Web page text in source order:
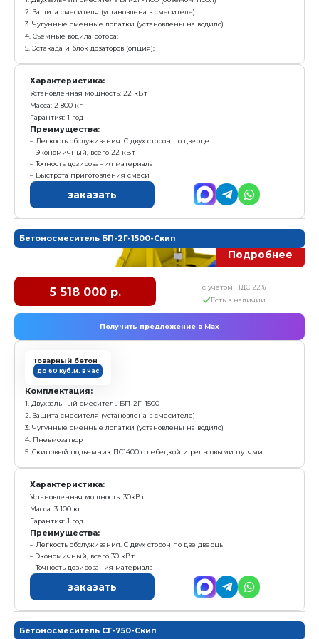
5. Дозатор цемента - весовой (до 500 кг)
6. Дозатор заполнителя - объемный (до 750л);
7. Проточный дозатор воды
8. Пульт управления
Характеристика:
Установленная мощность: 18,5 кВт
Масса: 2 000 кг
Гарантия: 1 год
Преимущества:
Сменная износостойкая броня
Легкость обслуживания. Две дверцы общим
Лопатки смесителя выполены из чугуна
заказать
Бетоносмеситель СГ-750 без блока
1 297 000 р.
Получить предложение в
Товарный бетон
до 25 куб.м. в час
Комплектация:
1. Одновальный горизонтальный смеситель СГ-750
2. Защита смесителя (установлена в смесителе)
3. Чугунные сменные лопатки (установлены на